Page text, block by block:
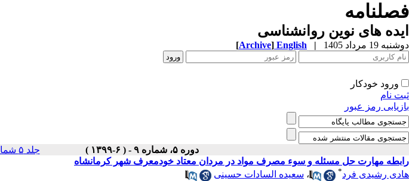
فصلنامه
ایده های نوین روانشناسی
دوشنبه 19 مرداد 1405 |
English
[Archive]
ورود خودکار
ثبت نام
بازیابی رمز عبور
دوره ۵، شماره ۹ - ( ۶-۱۳۹۹ ) جلد ۵ شماره ۹ صفحات ۰-۰
رابطه مهارت حل مسئله و سوء مصرف مواد در مردان معتاد خودمعرف شهر کرمانشاه
هادی رشیدی فرد* ، سعیده السادات حسینی